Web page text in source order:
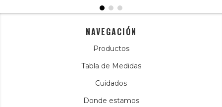
NAVEGACIÓN
Productos
Tabla de Medidas
Cuidados
Donde estamos